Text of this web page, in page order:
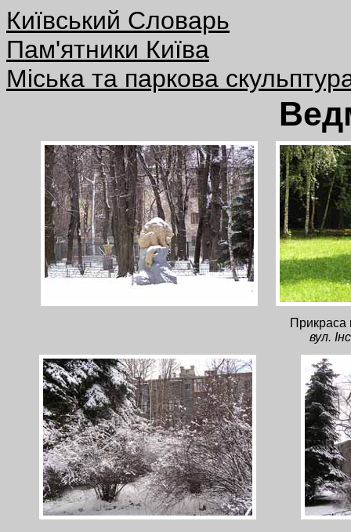
Київський Словарь
Пам'ятники Київа
Міська та паркова
Прикраса
вул.